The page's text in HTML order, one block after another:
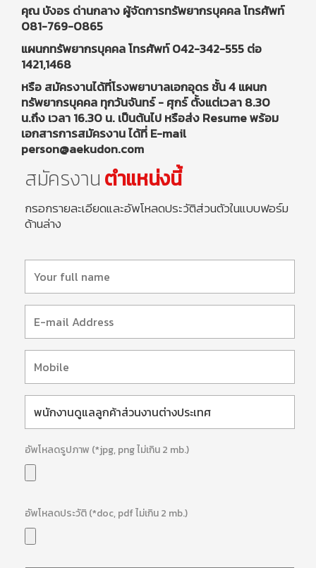
คุณ บังอร ด่านกลาง ผู้จัดการทรัพยากรบุคคล โทรศัพท์
081-769-0865
แผนกทรัพยากรบุคคล โทรศัพท์ 042-342-555 ต่อ
1421,1468
หรือ สมัครงานได้ที่โรงพยาบาลเอกอุดร ชั้น 4 แผนก
ทรัพยากรบุคคล ทุกวันจันทร์ - ศุกร์ ตั้งแต่เวลา 8.30
น.ถึง เวลา 16.30 น. เป็นต้นไป หรือส่ง Resume พร้อม
เอกสารการสมัครงาน ได้ที่ E-mail
person@aekudon.com
สมัครงานตำแหน่งนี้
กรอกรายละเอียดและอัพโหลดประวัติส่วนตัวในแบบฟอร์ม
ด้านล่าง
อัพโหลดรูปภาพ (*jpg, png ไม่เกิน 2 mb.)
อัพโหลดประวัติ (*doc, pdf ไม่เกิน 2 mb.)